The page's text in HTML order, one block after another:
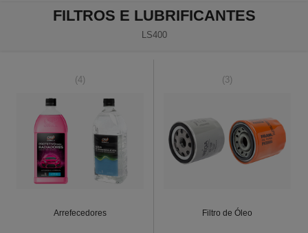
FILTROS E LUBRIFICANTES
LS400
(4)
Arrefecedores
(3)
Filtro de Óleo